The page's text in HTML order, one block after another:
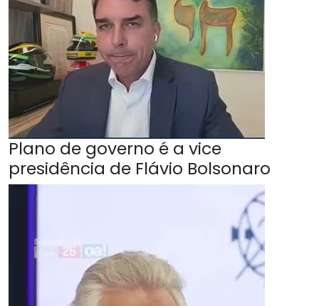
Plano de governo é a vice
presidência de Flávio Bolsonaro